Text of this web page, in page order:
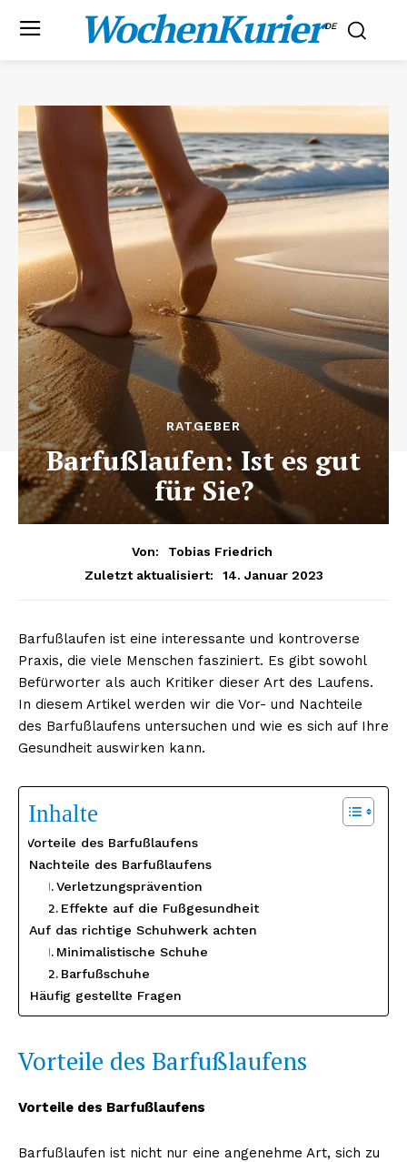
WochenKurier.DE
RATGEBER
Barfußlaufen: Ist es gut
für Sie?
Von:
Tobias Friedrich
Zuletzt aktualisiert:
14. Januar 2023
Barfußlaufen ist eine interessante und kontroverse
Praxis, die viele Menschen fasziniert. Es gibt sowohl
Befürworter als auch Kritiker dieser Art des Laufens.
In diesem Artikel werden wir die Vor- und Nachteile
des Barfußlaufens untersuchen und wie es sich auf Ihre
Gesundheit auswirken kann.
Inhalte
Vorteile des Barfußlaufens
Nachteile des Barfußlaufens
Verletzungsprävention
Effekte auf die Fußgesundheit
Auf das richtige Schuhwerk achten
Minimalistische Schuhe
Barfußschuhe
Häufig gestellte Fragen
Vorteile des Barfußlaufens
Vorteile des Barfußlaufens
Barfußlaufen ist nicht nur eine angenehme Art, sich zu